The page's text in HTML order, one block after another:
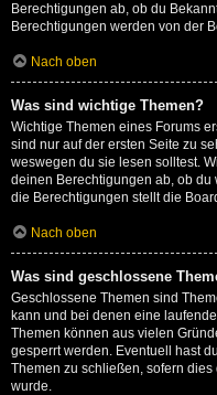
Berechtigungen ab, ob du
Berechtigungen werden von der
Nach oben
Was sind wichtige Themen?
Wichtige Themen eines Forums
sind nur auf der ersten Seite zu
weswegen du sie lesen solltest.
deinen Berechtigungen ab, ob
die Berechtigungen stellt die
Nach oben
Was sind geschlossene
Geschlossene Themen sind
kann und bei denen eine
Themen können aus vielen
gesperrt werden. Eventuell hast
Themen zu schließen, sofern
wurde.